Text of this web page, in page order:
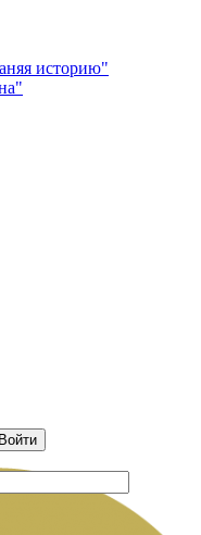
Войти
историю"